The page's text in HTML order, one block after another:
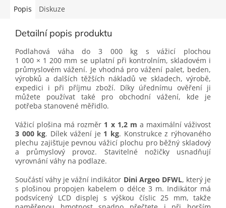
Popis Diskuze
Detailní popis produktu
Podlahová váha do 3 000 kg s vážicí plochou
1 000 × 1 200 mm se uplatní při kontrolním, skladovém i
průmyslovém vážení. Je vhodná pro vážení palet, beden,
výrobků a dalších těžších nákladů ve skladech, výrobě,
expedici i při příjmu zboží. Díky úřednímu ověření ji
můžete používat také pro obchodní vážení, kde je
potřeba stanovené měřidlo.
Vážicí plošina má rozměr 1 x 1,2 m a maximální váživost
3 000 kg. Dílek vážení je 1 kg. Konstrukce z rýhovaného
plechu zajišťuje pevnou vážicí plochu pro běžný skladový
a průmyslový provoz. Stavitelné nožičky usnadňují
vyrovnání váhy na podlaze.
Součástí váhy je vážní indikátor Dini Argeo DFWL, který je
s plošinou propojen kabelem o délce 3 m. Indikátor má
podsvícený LCD displej s výškou číslic 25 mm, takže